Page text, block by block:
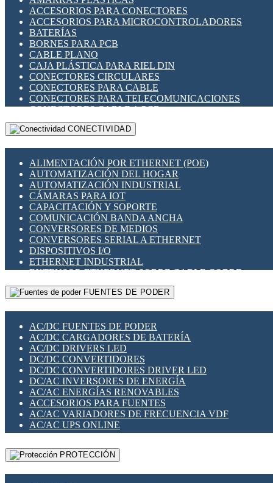
INDICADORES PARA PANEL
INTERFACES DE RELÉ
INTERRUPTORES FIN DE CARRERA
LLAVES CONMUTADORAS
MEDIDORES DE ENERGÍA Y TC'S DE CORRIENTE
MOTORES PASO A PASO
PANTALLAS HMI
PLC -CONTROLADORES LÓGICO PROGRAMABLES
PROGRAMADORES DE HORARIO
RELÉS DE PROTECCIÓN
SENSORES CAPACITIVOS
SENSORES INDUCTIVOS
TEMPORIZADORES
VARIACS
VARIADORES DE FRECUENCIA [VDF]
SECCIONADORES - INTERRUPTORES
MAQUINARIA
ACCESORIOS PARA CONECTORES
ACCESORIOS PARA MICROCONTROLADORES
BATERÍAS
BORNES PARA PCB
CABLE PLANO
CAJA PLÁSTICA PARA RIEL DIN
CONECTORES CIRCULARES
CONECTORES PARA CABLE
CONECTORES PARA TELECOMUNICACIONES
CONECTORES CABLE A PCB
CONECTORES PCB A CABLE
DIP SWITCHES
HERRAMIENTAS VARIAS
ILUMINACIÓN LED
INTERRUPTORES REED
INTERFACES DE RELÉ
OTROS RELÉS
PROTECCIÓN TÉRMICA
RELÉS AUTOMOTRICES
RELÉS DE SEÑAL
RELÉS DE ESTADO SÓLIDO SSR
RELÉS INDUSTRIALES
RELÉS MINIATURA DE POTENCIA
SENSORES MAGNÉTICOS
SWITCH Y MICROSWITCH
TARJETAS PI
UNIÓN Y DERIVACIÓN DE CABLE
CONECTIVIDAD
ALIMENTACIÓN POR ETHERNET (POE)
AUTOMATIZACIÓN DEL HOGAR
AUTOMATIZACIÓN INDUSTRIAL
CÁMARAS PARA IOT
CAPACITACIÓN Y SOPORTE
COMUNICACIÓN BANDA ANCHA
CONVERSORES DE MEDIOS
CONVERSORES SERIAL A ETHERNET
DISPOSITIVOS I/O
ETHERNET INDUSTRIAL
EXTENSOR ETHERNET SOBRE CABLE COBRE
GATEWAY LORAWAN
GESTIÓN DE REDES
PLACAS MODULARES IOT
SWITCHES Y REDES WIFI
SOLUCIONES IOT
SOLUCIONES LORAWAN
SOLUCIONES RED CELULAR
SEGURIDAD PARA REDES
SWITCHES LAN
TELEFONÍA IP (VOIP)
VIGILANCIA IP (CCTV)
MESHTASTIC
FUENTES DE PODER
AC/DC FUENTES DE PODER
AC/DC CARGADORES DE BATERÍA
AC/DC DRIVERS LED
DC/DC CONVERTIDORES
DC/DC CONVERTIDORES DRIVER LED
DC/AC INVERSORES DE ENERGÍA
AC/AC ENERGÍAS RENOVABLES
ACCESORIOS PARA FUENTES
AC/AC VARIADORES DE FRECUENCIA VDF
AC/AC UPS ONLINE
PROTECCIÓN